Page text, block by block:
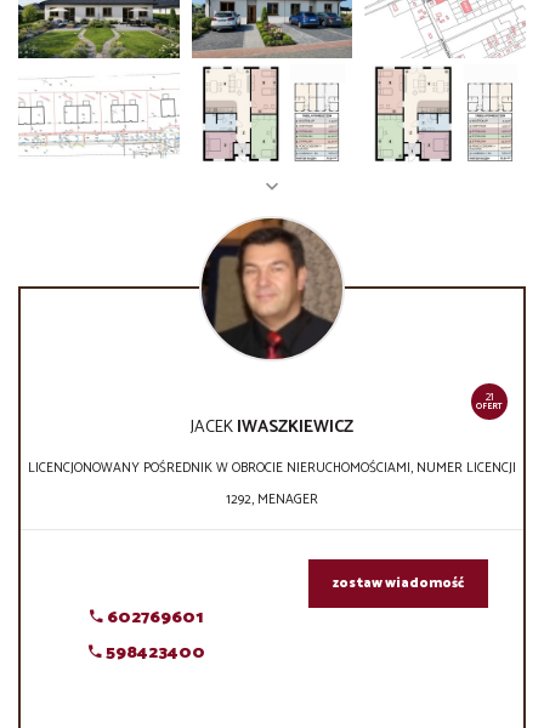
21
OFERT
JACEKIWASZKIEWICZ
LICENCJONOWANY POŚREDNIK W OBROCIE NIERUCHOMOŚCIAMI, NUMER LICENCJI
1292, MENAGER
602769601
598423400
zostaw wiadomość